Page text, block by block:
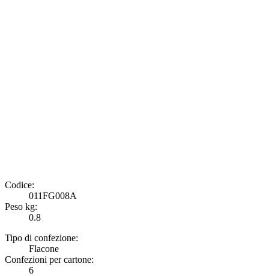
Codice:
011FG008A
Peso kg:
0.8
Tipo di confezione:
Flacone
Confezioni per cartone:
6